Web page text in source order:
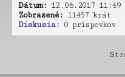
Dátum: 12.06.2017 11:49
Zobrazené: 11457 krát
Diskusia: 0 príspevkov